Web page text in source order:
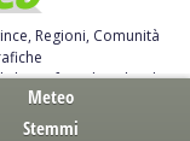
Regioni, Comunità
leggi, free download
Meteo
Stemmi